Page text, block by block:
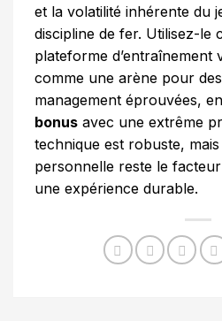
et la volatilité inhérente du
discipline de fer. Utilisez-le
plateforme d’entraînement
comme une arène pour
management éprouvées,
bonus avec une extrême
technique est robuste,
personnelle reste le
une expérience durable.